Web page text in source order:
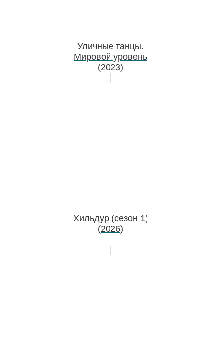
Уличные танцы.
Мировой уровень
(2023)
Хильдур (сезон 1)
(2026)